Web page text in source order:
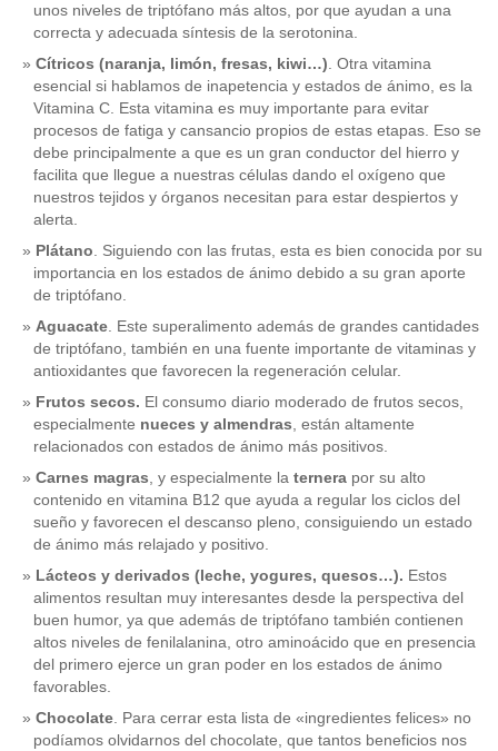
unos niveles de triptófano más altos, por que ayudan a una
correcta y adecuada síntesis de la serotonina.
Cítricos (naranja, limón, fresas, kiwi…). Otra vitamina
esencial si hablamos de inapetencia y estados de ánimo, es la
Vitamina C. Esta vitamina es muy importante para evitar
procesos de fatiga y cansancio propios de estas etapas. Eso se
debe principalmente a que es un gran conductor del hierro y
facilita que llegue a nuestras células dando el oxígeno que
nuestros tejidos y órganos necesitan para estar despiertos y
alerta.
Plátano. Siguiendo con las frutas, esta es bien conocida por su
importancia en los estados de ánimo debido a su gran aporte
de triptófano.
Aguacate. Este superalimento además de grandes cantidades
de triptófano, también en una fuente importante de vitaminas y
antioxidantes que favorecen la regeneración celular.
Frutos secos. El consumo diario moderado de frutos secos,
especialmente nueces y almendras, están altamente
relacionados con estados de ánimo más positivos.
Carnes magras, y especialmente la ternera por su alto
contenido en vitamina B12 que ayuda a regular los ciclos del
sueño y favorecen el descanso pleno, consiguiendo un estado
de ánimo más relajado y positivo.
Lácteos y derivados (leche, yogures, quesos…). Estos
alimentos resultan muy interesantes desde la perspectiva del
buen humor, ya que además de triptófano también contienen
altos niveles de fenilalanina, otro aminoácido que en presencia
del primero ejerce un gran poder en los estados de ánimo
favorables.
Chocolate. Para cerrar esta lista de «ingredientes felices» no
podíamos olvidarnos del chocolate, que tantos beneficios nos